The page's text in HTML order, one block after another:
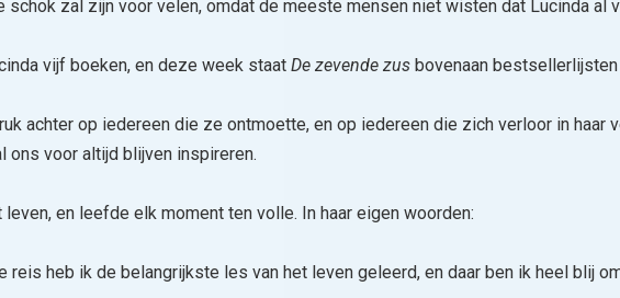
zal zijn voor velen, omdat de meeste mensen niet wisten dat Lucinda al
vijf boeken, en deze week staat De zevende zus bovenaan
achter op iedereen die ze ontmoette, en op iedereen die zich verloor in
ons voor altijd blijven inspireren.
en leefde elk moment ten volle. In haar eigen woorden:
reis heb ik de belangrijkste les van het leven geleerd, en daar ben ik heel blij